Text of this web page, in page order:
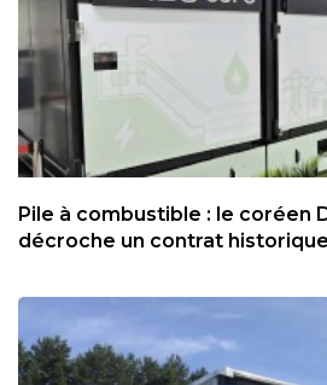
Pile à combustible : le coréen
décroche un contrat